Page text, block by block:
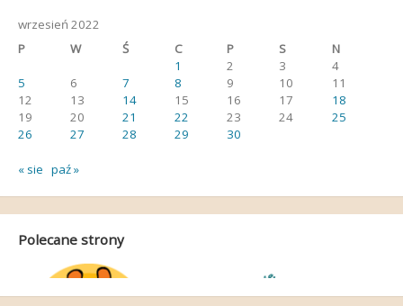
wrzesień 2022
P
W Ś C P S
N
1
2 3
4
5
6 7 8 9 10
11
12
13 14 15 16 17
18
19
20 21 22 23 24
25
26
27 28 29 30
« sie paź »
Polecane strony